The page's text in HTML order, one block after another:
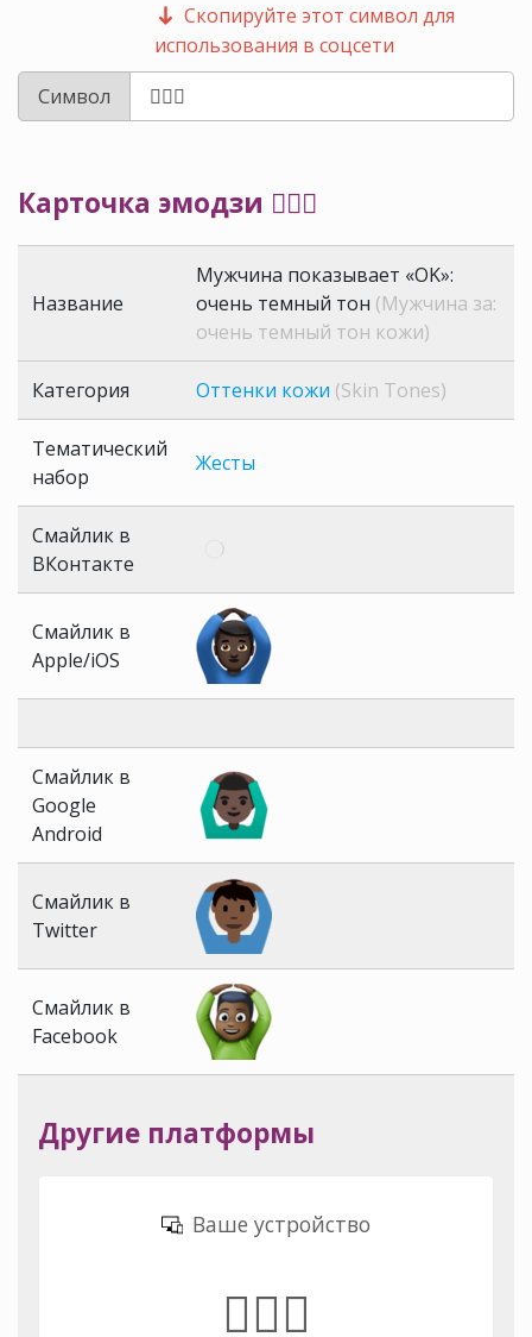
Скопируйте этот символ для
использования в соцсети
Символ
Карточка эмодзи 🙆🏿‍♂️
Название
Мужчина показывает «OK»:
очень темный тон (Мужчина за:
очень темный тон кожи)
Категория Оттенки кожи (Skin Tones)
Тематический
набор
Жесты
Смайлик в
ВКонтакте
Смайлик в
Apple/iOS
Смайлик в
Google
Android
Смайлик в
Twitter
Смайлик в
Facebook
Другие платформы
Ваше устройство
🙆🏿‍♂️